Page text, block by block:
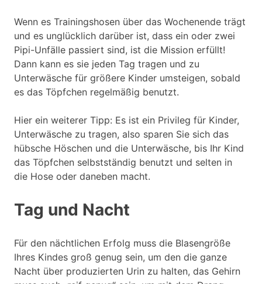
Wenn es Trainingshosen über das Wochenende trägt
und es unglücklich darüber ist, dass ein oder zwei
Pipi-Unfälle passiert sind, ist die Mission erfüllt!
Dann kann es sie jeden Tag tragen und zu
Unterwäsche für größere Kinder umsteigen, sobald
es das Töpfchen regelmäßig benutzt.
Hier ein weiterer Tipp: Es ist ein Privileg für Kinder,
Unterwäsche zu tragen, also sparen Sie sich das
hübsche Höschen und die Unterwäsche, bis Ihr Kind
das Töpfchen selbstständig benutzt und selten in
die Hose oder daneben macht.
Tag und Nacht
Für den nächtlichen Erfolg muss die Blasengröße
Ihres Kindes groß genug sein, um den die ganze
Nacht über produzierten Urin zu halten, das Gehirn